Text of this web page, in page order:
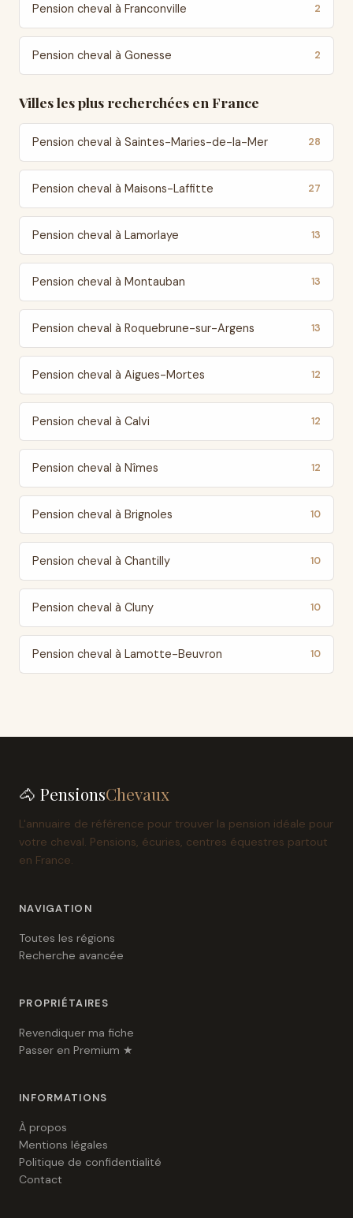
Pension cheval à Franconville 2
Pension cheval à Gonesse 2
Villes les plus recherchées en France
Pension cheval à Saintes-Maries-de-la-Mer 28
Pension cheval à Maisons-Laffitte 27
Pension cheval à Lamorlaye 13
Pension cheval à Montauban 13
Pension cheval à Roquebrune-sur-Argens 13
Pension cheval à Aigues-Mortes 12
Pension cheval à Calvi 12
Pension cheval à Nîmes 12
Pension cheval à Brignoles 10
Pension cheval à Chantilly 10
Pension cheval à Cluny 10
Pension cheval à Lamotte-Beuvron 10
🐴 PensionsChevaux
L'annuaire de référence pour trouver la pension idéale pour
votre cheval. Pensions, écuries, centres équestres partout
en France.
NAVIGATION
Toutes les régions
Recherche avancée
PROPRIÉTAIRES
Revendiquer ma fiche
Passer en Premium ★
INFORMATIONS
À propos
Mentions légales
Politique de confidentialité
Contact